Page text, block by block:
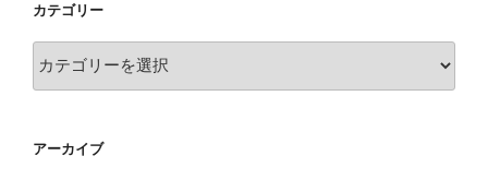
カテゴリー
テ
ー
アーカイブ